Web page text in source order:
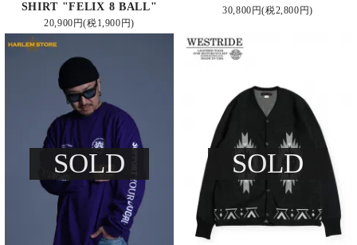
SHIRT "FELIX 8 BALL"
20,900円(税1,900円)
30,800円(税2,800円)
SOLD SOLD